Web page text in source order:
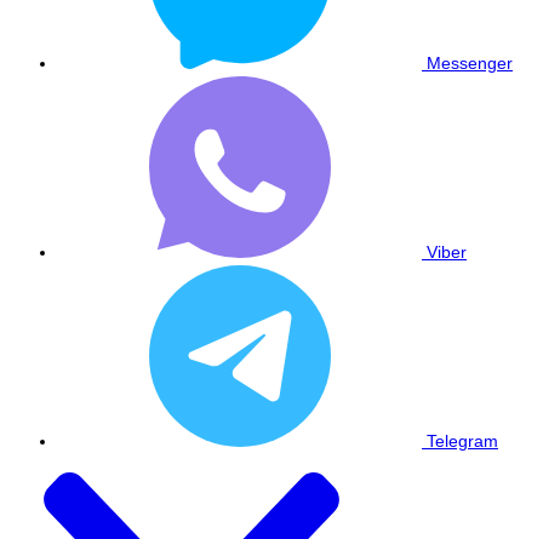
Messenger
Viber
Telegram